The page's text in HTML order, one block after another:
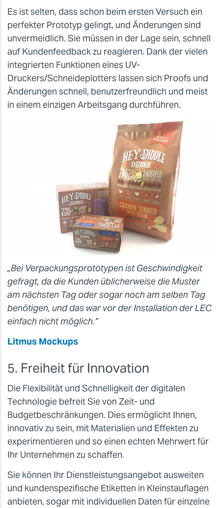
Es ist selten, dass schon beim ersten Versuch ein
perfekter Prototyp gelingt, und Änderungen sind
unvermeidlich. Sie müssen in der Lage sein, schnell
auf Kundenfeedback zu reagieren. Dank der vielen
integrierten Funktionen eines UV-
Druckers/Schneideplotters lassen sich Proofs und
Änderungen schnell, benutzerfreundlich und meist
in einem einzigen Arbeitsgang durchführen.
„Bei Verpackungsprototypen ist Geschwindigkeit
gefragt, da die Kunden üblicherweise die Muster
am nächsten Tag oder sogar noch am selben Tag
benötigen, und das war vor der Installation der LEC
einfach nicht möglich.”
Litmus Mockups
5. Freiheit für Innovation
Die Flexibilität und Schnelligkeit der digitalen
Technologie befreit Sie von Zeit- und
Budgetbeschränkungen. Dies ermöglicht Ihnen,
innovativ zu sein, mit Materialien und Effekten zu
experimentieren und so einen echten Mehrwert für
Ihr Unternehmen zu schaffen.
Sie können Ihr Dienstleistungsangebot ausweiten
und kundenspezifische Etiketten in Kleinstauflagen
anbieten, sogar mit individuellen Daten für einzelne